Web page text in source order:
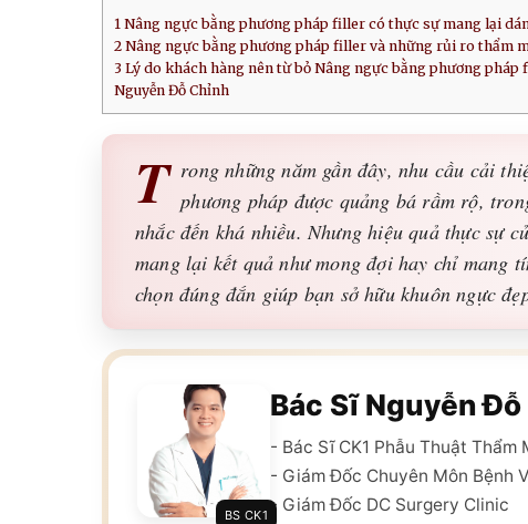
1 Nâng ngực bằng phương pháp filler có thực sự mang lại
2 Nâng ngực bằng phương pháp filler và những rủi ro thẩm
3 Lý do khách hàng nên từ bỏ Nâng ngực bằng phương
Nguyễn Đỗ Chỉnh
T rong những năm gần đây, nhu cầu cải
phương pháp được quảng bá rầm rộ,
nhắc đến khá nhiều. Nhưng hiệu quả thực sự
mang lại kết quả như mong đợi hay chỉ mang
chọn đúng đắn giúp bạn sở hữu khuôn ngực
BS CK1
Bác Sĩ Nguyễn
- Bác Sĩ CK1 Phẫu Thuật Thẩm
- Giám Đốc Chuyên Môn Bệnh
- Giám Đốc DC Surgery Clinic